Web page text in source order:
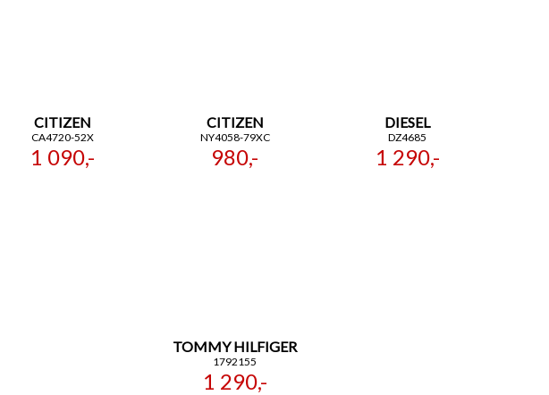
CITIZEN
CA4720-52X
1 090,-
CITIZEN
NY4058-79XC
980,-
DIESEL
DZ4685
1 290,-
TOMMY HILFIGER
1792155
1 290,-